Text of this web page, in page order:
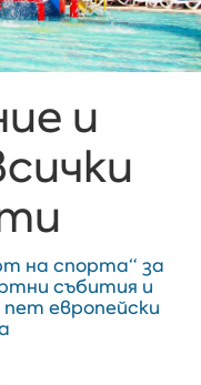
и
на спорта“ за
събития и
европейски